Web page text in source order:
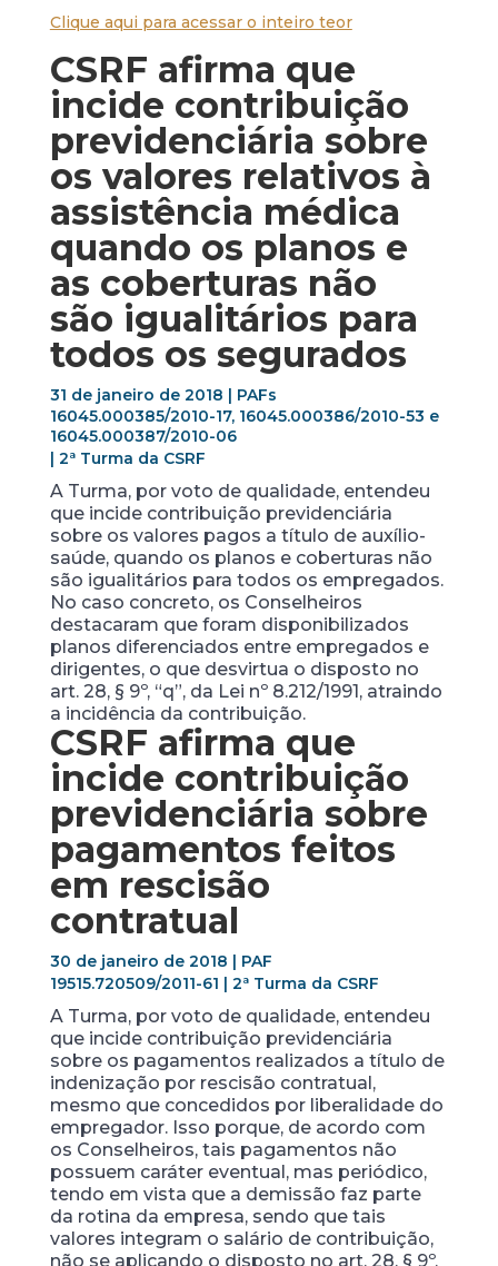
Clique aqui para acessar o inteiro teor
CSRF afirma que
incide contribuição
previdenciária sobre
os valores relativos à
assistência médica
quando os planos e
as coberturas não
são igualitários para
todos os segurados
31 de janeiro de 2018 | PAFs
16045.000385/2010-17, 16045.000386/2010-53 e
16045.000387/2010-06
| 2ª Turma da CSRF
A Turma, por voto de qualidade, entendeu
que incide contribuição previdenciária
sobre os valores pagos a título de auxílio-
saúde, quando os planos e coberturas não
são igualitários para todos os empregados.
No caso concreto, os Conselheiros
destacaram que foram disponibilizados
planos diferenciados entre empregados e
dirigentes, o que desvirtua o disposto no
art. 28, § 9º, “q”, da Lei nº 8.212/1991, atraindo
a incidência da contribuição.
CSRF afirma que
incide contribuição
previdenciária sobre
pagamentos feitos
em rescisão
contratual
30 de janeiro de 2018 | PAF
19515.720509/2011-61 | 2ª Turma da CSRF
A Turma, por voto de qualidade, entendeu
que incide contribuição previdenciária
sobre os pagamentos realizados a título de
indenização por rescisão contratual,
mesmo que concedidos por liberalidade do
empregador. Isso porque, de acordo com
os Conselheiros, tais pagamentos não
possuem caráter eventual, mas periódico,
tendo em vista que a demissão faz parte
da rotina da empresa, sendo que tais
valores integram o salário de contribuição,
não se aplicando o disposto no art. 28, § 9º,